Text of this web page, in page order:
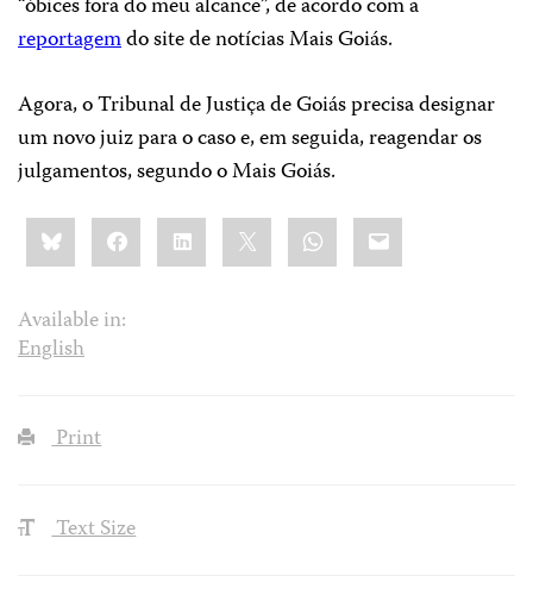
reportagemdo site de notícias Mais Goiás.
Agora, o Tribunal de Justiça de Goiás precisa designar
um novo juiz para o caso e, em seguida, reagendar os
julgamentos, segundo o Mais Goiás.
Share
this:BlueskyFacebookLinkedIn WhatsApp
Email
Available in:
English
Print
Text Size